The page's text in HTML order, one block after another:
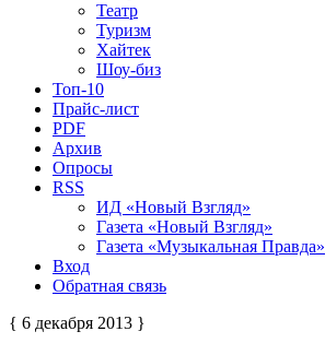
Театр
Туризм
Хайтек
Шоу-биз
Топ-10
Прайс-лист
PDF
Архив
Опросы
RSS
ИД «Новый Взгляд»
Газета «Новый Взгляд»
Газета «Музыкальная Правда»
Вход
Обратная связь
{ 6 декабря 2013 }